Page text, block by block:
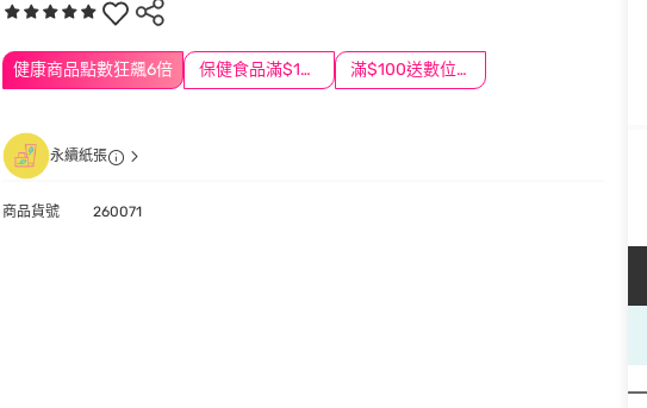
健康商品點數狂飆6倍 保健食品滿$1200送$100 滿$100送數位印花
永續紙張
商品貨號 260071